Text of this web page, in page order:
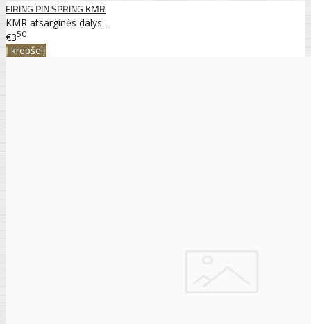
FIRING PIN SPRING KMR
KMR atsarginės dalys ..
€350
Į krepšelį